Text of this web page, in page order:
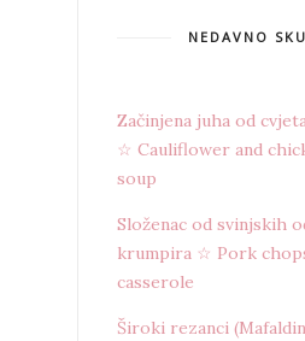
NEDAVNO
Začinjena juha od
☆ Cauliflower and
soup
Složenac od svinjskih
krumpira ☆ Pork
casserole
Široki rezanci